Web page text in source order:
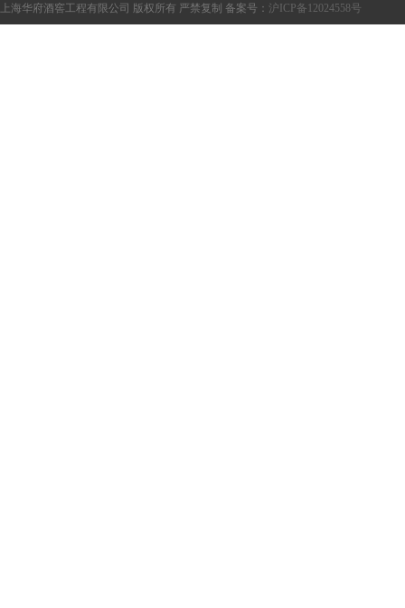
上海华府酒窖工程有限公司 版权所有 严禁复制 备案号： 沪ICP备12024558号